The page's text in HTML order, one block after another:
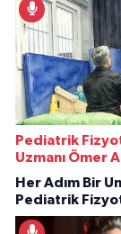
Pediatrik
Uzmanı Ömer
Her Adım Bir
Pediatrik
İlham Veren